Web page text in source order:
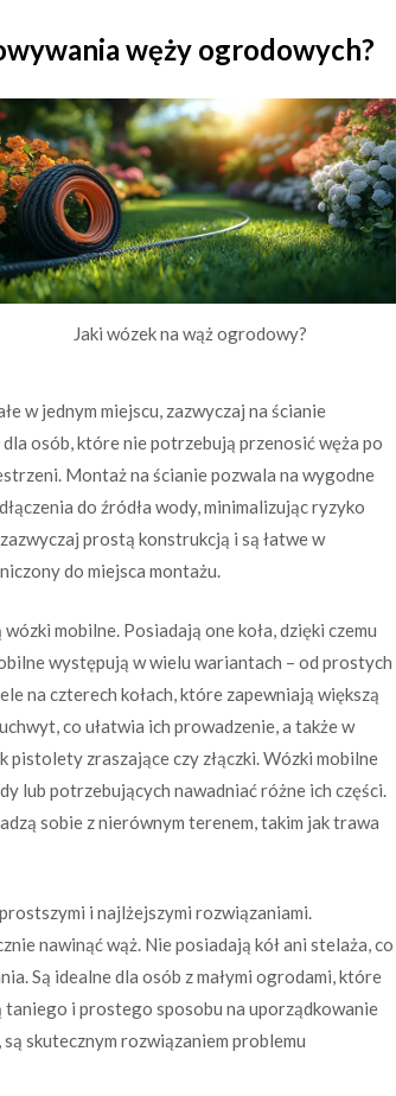
węży ogrodowych?
Jaki wózek na wąż ogrodowy?
w jednym miejscu, zazwyczaj na ścianie
osób, które nie potrzebują przenosić węża po
Montaż na ścianie pozwala na wygodne
do źródła wody, minimalizując ryzyko
prostą konstrukcją i są łatwe w
do miejsca montażu.
mobilne. Posiadają one koła, dzięki czemu
występują w wielu wariantach – od prostych
na czterech kołach, które zapewniają większą
co ułatwia ich prowadzenie, a także w
zraszające czy złączki. Wózki mobilne
lub potrzebujących nawadniać różne ich części.
sobie z nierównym terenem, takim jak trawa
i najlżejszymi rozwiązaniami.
nawinąć wąż. Nie posiadają kół ani stelaża, co
Są idealne dla osób z małymi ogrodami, które
i prostego sposobu na uporządkowanie
skutecznym rozwiązaniem problemu